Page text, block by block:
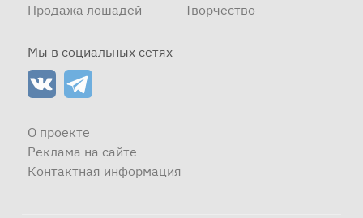
Продажа лошадей
Творчество
Мы в социальных сетях
О проекте
Реклама на сайте
Контактная информация